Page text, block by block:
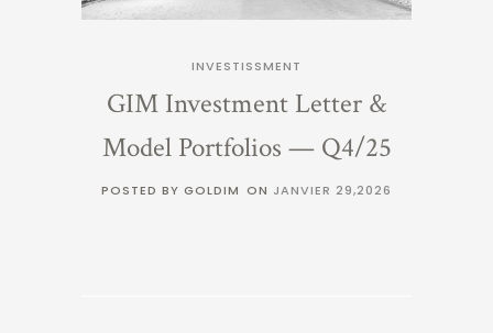
INVESTISSMENT
GIM Investment Letter &
Model Portfolios — Q4/25
POSTED BY GOLDIM ON JANVIER 29,2026